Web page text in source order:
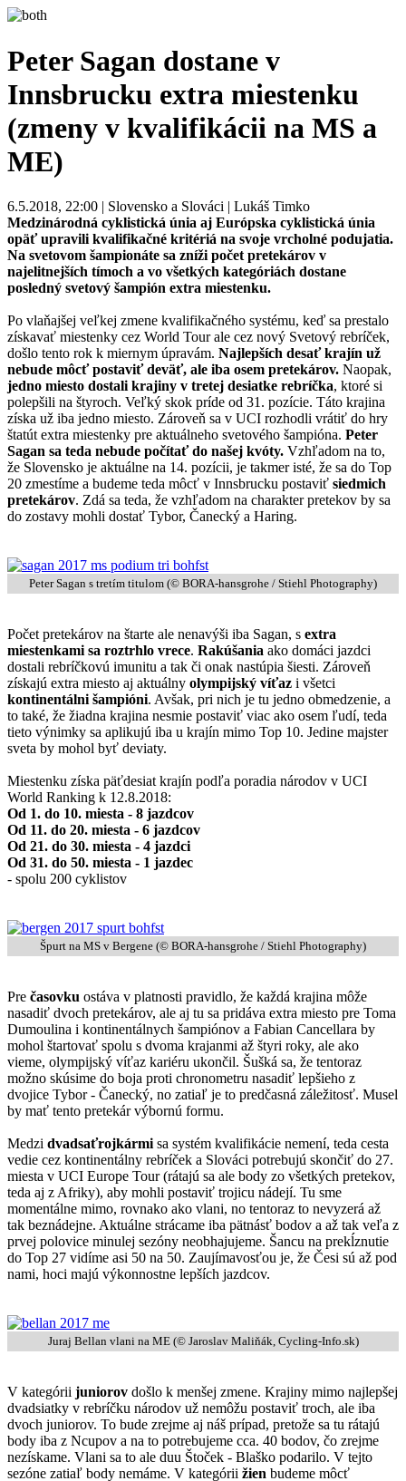
Peter Sagan dostane v
Innsbrucku extra miestenku
(zmeny v kvalifikácii na MS a
ME)
6.5.2018, 22:00 | Slovensko a Slováci | Lukáš Timko
Medzinárodná cyklistická únia aj Európska cyklistická únia
opäť upravili kvalifikačné kritériá na svoje vrcholné podujatia.
Na svetovom šampionáte sa zníži počet pretekárov v
najelitnejších tímoch a vo všetkých kategóriách dostane
posledný svetový šampión extra miestenku.
Po vlaňajšej veľkej zmene kvalifikačného systému, keď sa prestalo
získavať miestenky cez World Tour ale cez nový Svetový rebríček,
došlo tento rok k miernym úpravám. Najlepších desať krajín už
nebude môcť postaviť deväť, ale iba osem pretekárov. Naopak,
jedno miesto dostali krajiny v tretej desiatke rebríčka, ktoré si
polepšili na štyroch. Veľký skok príde od 31. pozície. Táto krajina
získa už iba jedno miesto. Zároveň sa v UCI rozhodli vrátiť do hry
štatút extra miestenky pre aktuálneho svetového šampióna. Peter
Sagan sa teda nebude počítať do našej kvóty. Vzhľadom na to,
že Slovensko je aktuálne na 14. pozícii, je takmer isté, že sa do Top
20 zmestíme a budeme teda môcť v Innsbrucku postaviť siedmich
pretekárov. Zdá sa teda, že vzhľadom na charakter pretekov by sa
do zostavy mohli dostať Tybor, Čanecký a Haring.
Peter Sagan s tretím titulom (© BORA-hansgrohe / Stiehl Photography)
Počet pretekárov na štarte ale nenavýši iba Sagan, s extra
miestenkami sa roztrhlo vrece. Rakúšania ako domáci jazdci
dostali rebríčkovú imunitu a tak či onak nastúpia šiesti. Zároveň
získajú extra miesto aj aktuálny olympijský víťaz i všetci
kontinentálni šampióni. Avšak, pri nich je tu jedno obmedzenie, a
to také, že žiadna krajina nesmie postaviť viac ako osem ľudí, teda
tieto výnimky sa aplikujú iba u krajín mimo Top 10. Jedine majster
sveta by mohol byť deviaty.
Miestenku získa päťdesiat krajín podľa poradia národov v UCI
World Ranking k 12.8.2018:
Od 1. do 10. miesta - 8 jazdcov
Od 11. do 20. miesta - 6 jazdcov
Od 21. do 30. miesta - 4 jazdci
Od 31. do 50. miesta - 1 jazdec
- spolu 200 cyklistov
Špurt na MS v Bergene (© BORA-hansgrohe / Stiehl Photography)
Pre časovku ostáva v platnosti pravidlo, že každá krajina môže
nasadiť dvoch pretekárov, ale aj tu sa pridáva extra miesto pre Toma
Dumoulina i kontinentálnych šampiónov a Fabian Cancellara by
mohol štartovať spolu s dvoma krajanmi až štyri roky, ale ako
vieme, olympijský víťaz kariéru ukončil. Šušká sa, že tentoraz
možno skúsime do boja proti chronometru nasadiť lepšieho z
dvojice Tybor - Čanecký, no zatiaľ je to predčasná záležitosť. Musel
by mať tento pretekár výbornú formu.
Medzi dvadsaťrojkármi sa systém kvalifikácie nemení, teda cesta
vedie cez kontinentálny rebríček a Slováci potrebujú skončiť do 27.
miesta v UCI Europe Tour (rátajú sa ale body zo všetkých pretekov,
teda aj z Afriky), aby mohli postaviť trojicu nádejí. Tu sme
momentálne mimo, rovnako ako vlani, no tentoraz to nevyzerá až
tak beznádejne. Aktuálne strácame iba pätnásť bodov a až tak veľa z
prvej polovice minulej sezóny neobhajujeme. Šancu na prekĺznutie
do Top 27 vidíme asi 50 na 50. Zaujímavosťou je, že Česi sú až pod
nami, hoci majú výkonnostne lepších jazdcov.
Juraj Bellan vlani na ME (© Jaroslav Maliňák, Cycling-Info.sk)
V kategórii juniorov došlo k menšej zmene. Krajiny mimo najlepšej
dvadsiatky v rebríčku národov už nemôžu postaviť troch, ale iba
dvoch juniorov. To bude zrejme aj náš prípad, pretože sa tu rátajú
body iba z Ncupov a na to potrebujeme cca. 40 bodov, čo zrejme
nezískame. Vlani sa to ale duu Štoček - Blaško podarilo. V tejto
sezóne zatiaľ body nemáme. V kategórii žien budeme môcť